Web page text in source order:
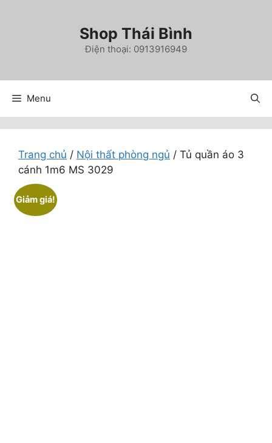
Shop Thái Bình
Điện thoại: 0913916949
Menu
Trang chủ / Nội thất phòng ngủ / Tủ quần áo 3
cánh 1m6 MS 3029
Giảm giá!